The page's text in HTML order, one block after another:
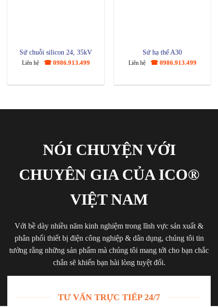
Sứ chuỗi silicon 24, 35kV
Liên hệ ☎ 0986.913.499
Sứ hạ thế A30
Liên hệ ☎ 0986.913.499
NÓI CHUYỆN VỚI
CHUYÊN GIA CỦA ICO®
VIỆT NAM
Với bề dày nhiều năm kinh nghiệm trong lĩnh vực sản xuất &
phân phối thiết bị điện công nghiệp & dân dụng, chúng tôi tin
tưởng rằng những sản phẩm mà chúng tôi mang tới cho bạn chắc
chắn sẽ khiến bạn hài lòng tuyệt đối.
TƯ VẤN TRỰC TIẾP 24/7